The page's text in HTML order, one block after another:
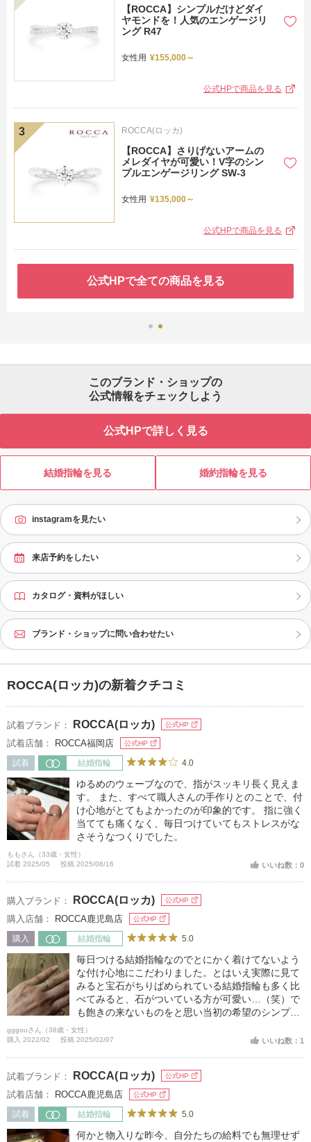
【ROCCA】シンプルだけどダイ
ヤモンドを！人気のエンゲージリ
ング R47
女性用 ¥155,000～
公式HPで商品を見る
ROCCA(ロッカ)
【ROCCA】さりげないアームの
メレダイヤが可愛い！V字のシン
プルエンゲージリング SW-3
女性用 ¥135,000～
公式HPで商品を見る
公式HPで全ての商品を見る
このブランド・ショップの
公式情報をチェックしよう
公式HPで詳しく見る
結婚指輪を見る 婚約指輪を見る
instagramを見たい
来店予約をしたい
カタログ・資料がほしい
ブランド・ショップに問い合わせたい
ROCCA(ロッカ)の新着クチコミ
試着ブランド： ROCCA(ロッカ) 公式HP
試着店舗： ROCCA福岡店 公式HP
試着 結婚指輪 4.0
ゆるめのウェーブなので、指がスッキリ長く見えま
す。 また、すべて職人さんの手作りとのことで、付
け心地がとてもよかったのが印象的です。 指に強く
当てても痛くなく、毎日つけていてもストレスがな
さそうなつくりでした。
ももさん（33歳・女性）
試着 2025/05
投稿 2025/08/16 いいね数：0
購入ブランド： ROCCA(ロッカ) 公式HP
購入店舗： ROCCA鹿児島店 公式HP
購入 結婚指輪 5.0
毎日つける結婚指輪なのでとにかく着けてないよう
な付け心地にこだわりました。とはいえ実際に見て
みると宝石がちりばめられている結婚指輪も多く比
べてみると、石がついている方が可愛い…（笑）で
も飽きの来ないものをと思い当初の希望のシンプル
デザインに決めました。
gggouさん（38歳・女性）
購入 2022/02
投稿 2025/02/07 いいね数：1
試着ブランド： ROCCA(ロッカ) 公式HP
試着店舗： ROCCA鹿児島店 公式HP
試着 結婚指輪 5.0
何かと物入りな昨今、自分たちの給料でも無理せず